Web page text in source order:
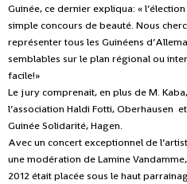
Guinée, ce dernier expliqua: «
simple concours de beauté. Nous
représenter tous les Guinéens
semblables sur le plan régional ou
facile!»
Le jury comprenait, en plus de M.
l’association Haldi Fotti, Oberhausen
Guinée Solidarité, Hagen.
Avec un concert exceptionnel de
une modération de Lamine
2012 était placée sous le haut